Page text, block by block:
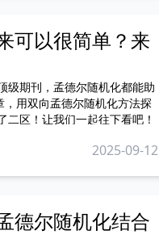
可以很简单？来
级期刊，孟德尔随机化都能助
，用双向孟德尔随机化方法探
区！让我们一起往下看吧！
2025-09-12
德尔随机化结合